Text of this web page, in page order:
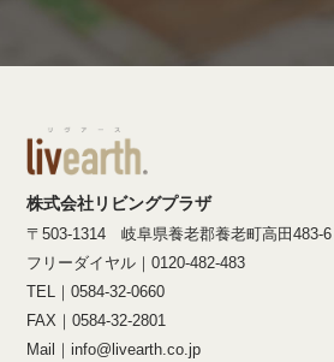
株式会社リビングプラザ
〒503-1314 岐阜県養老郡養老町高田483-6
フリーダイヤル｜0120-482-483
TEL｜0584-32-0660
FAX｜0584-32-2801
Mail｜info@livearth.co.jp